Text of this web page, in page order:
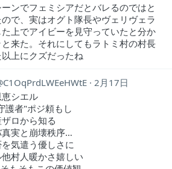
ンでフェミシアだとバレるのではと
ので、実はオグト隊長やヴェリヴェラ
上でアイビーを見守っていたと分か
来た。それにしてもラトミ村の村長
上にクズだったね
C1OqPrdLWEeHWtE
2月17日
シエル
護者"ポジ頼もし
ロから知る
実と崩壊秩序…
気遣う優しさに
村人暖かさ嬉しい